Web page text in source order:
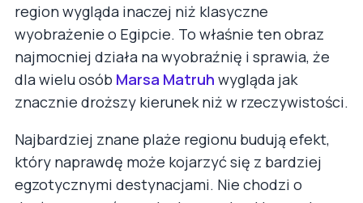
region wygląda inaczej niż klasyczne
wyobrażenie o Egipcie. To właśnie ten obraz
najmocniej działa na wyobraźnię i sprawia, że
dla wielu osób Marsa Matruh wygląda jak
znacznie droższy kierunek niż w rzeczywistości.
Najbardziej znane plaże regionu budują efekt,
który naprawdę może kojarzyć się z bardziej
egzotycznymi destynacjami. Nie chodzi o